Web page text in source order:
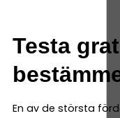
Testa
En av de största